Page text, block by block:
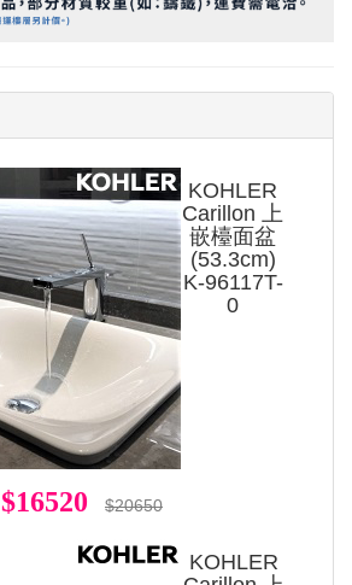
KOHLER
Carillon 上
嵌檯面盆
(53.3cm)
K-96117T-
0
$16520 $20650
KOHLER